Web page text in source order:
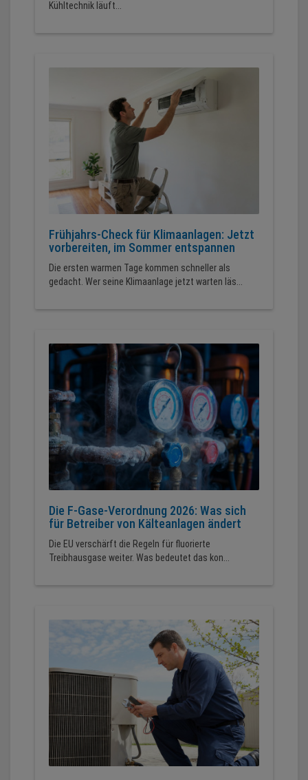
Kühltechnik läuft...
Frühjahrs-Check für Klimaanlagen: Jetzt
vorbereiten, im Sommer entspannen
Die ersten warmen Tage kommen schneller als
gedacht. Wer seine Klimaanlage jetzt warten läs...
Die F-Gase-Verordnung 2026: Was sich
für Betreiber von Kälteanlagen ändert
Die EU verschärft die Regeln für fluorierte
Treibhausgase weiter. Was bedeutet das kon...